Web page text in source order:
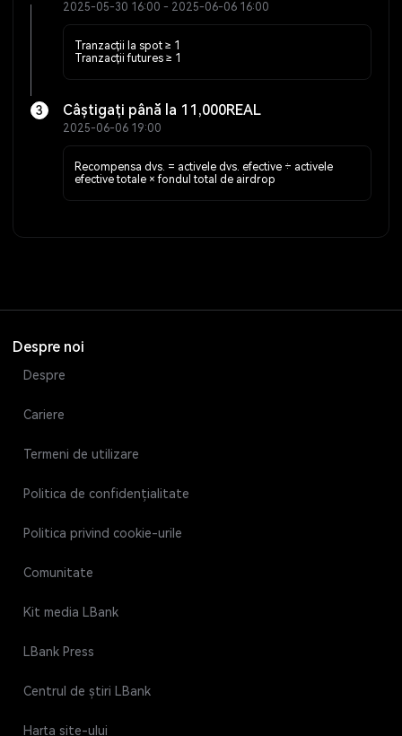
2025-05-30 16:00 - 2025-06-06 16:00
Tranzacții la spot ≥ 1
Tranzacții futures ≥ 1
3 Câștigați până la 11,000REAL
2025-06-06 19:00
Recompensa dvs. = activele dvs. efective ÷ activele
efective totale × fondul total de airdrop
Despre noi
Despre
Cariere
Termeni de utilizare
Politica de confidențialitate
Politica privind cookie-urile
Comunitate
Kit media LBank
LBank Press
Centrul de știri LBank
Harta site-ului